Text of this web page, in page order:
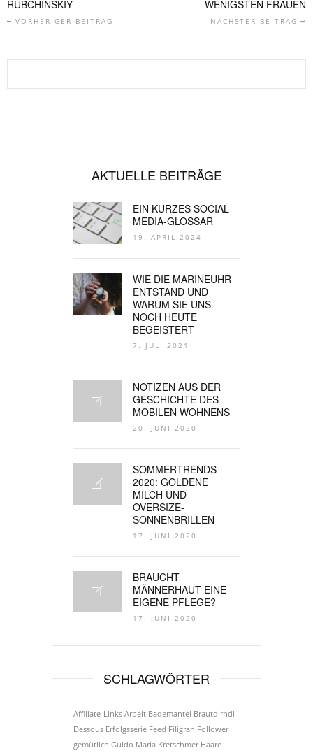
UBCHINSKIY
VORHERIGER BEITRAG
WENIGSTEN FRAUEN
NÄCHSTER BEITRAG
AKTUELLE BEITRÄGE
EIN KURZES SOCIAL-
MEDIA-GLOSSAR
19. APRIL 2024
WIE DIE MARINEUHR
ENTSTAND UND
WARUM SIE UNS
NOCH HEUTE
BEGEISTERT
7. JULI 2021
NOTIZEN AUS DER
GESCHICHTE DES
MOBILEN WOHNENS
20. JUNI 2020
SOMMERTRENDS
2020: GOLDENE
MILCH UND
OVERSIZE-
SONNENBRILLEN
17. JUNI 2020
BRAUCHT
MÄNNERHAUT EINE
EIGENE PFLEGE?
17. JUNI 2020
SCHLAGWÖRTER
Affiliate-Links Arbeit Bademantel Brautdirndl
Dessous Erfolgsserie Feed Filigran Follower
gemütlich Guido Maria Kretschmer Haare